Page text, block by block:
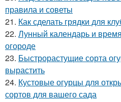
правила и советы
21. Как сделать грядки для
22. Лунный календарь и
огороде
23. Быстрорастущие сорта
вырастить
24. Кустовые огурцы для
сортов для вашего сада